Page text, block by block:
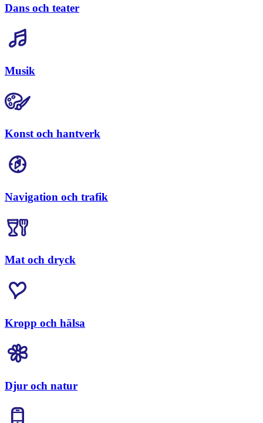
Dans och teater
Musik
Konst och hantverk
Navigation och trafik
Mat och dryck
Kropp och hälsa
Djur och natur